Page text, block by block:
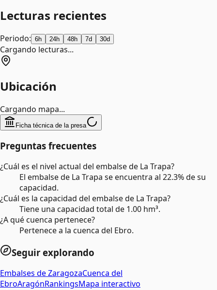
Lecturas recientes
Periodo: 6h 24h 48h 7d 30d
Cargando lecturas...
Ubicación
Cargando mapa...
Ficha técnica de la presa
Preguntas frecuentes
¿Cuál es el nivel actual del embalse de La Trapa?
El embalse de La Trapa se encuentra al 22.3% de su
capacidad.
¿Cuál es la capacidad del embalse de La Trapa?
Tiene una capacidad total de 1.00 hm³.
¿A qué cuenca pertenece?
Pertenece a la cuenca del Ebro.
Seguir explorando
Embalses deZaragozaCuenca del
EbroAragónRankingsMapa interactivo